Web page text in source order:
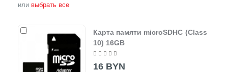
или выбрать все
Карта памяти microSDHC (Class
10) 16GB
16 BYN